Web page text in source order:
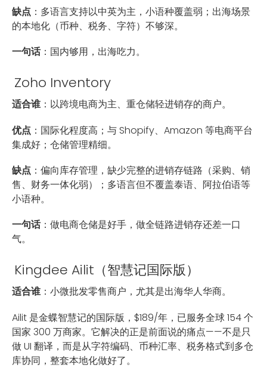
缺点 ：多语言支持以中英为主，小语种覆盖弱；出海场景
的本地化（币种、税务、字符）不够深。
一句话：国内够用，出海吃力。
Zoho Inventory
适合谁 ：以跨境电商为主、重仓储轻进销存的商户。
优点 ：国际化程度高；与 Shopify、Amazon 等电商平台
集成好；仓储管理精细。
缺点 ：偏向库存管理，缺少完整的进销存链路（采购、销
售、财务一体化弱）；多语言但不覆盖泰语、阿拉伯语等
小语种。
一句话：做电商仓储是好手，做全链路进销存还差一口
气。
Kingdee Ailit（智慧记国际版）
适合谁 ：小微批发零售商户，尤其是出海华人华商。
Ailit 是金蝶智慧记的国际版，$189/年，已服务全球 154 个
国家 300 万商家。它解决的正是前面说的痛点——不是只
做 UI 翻译，而是从字符编码、币种汇率、税务格式到多仓
库协同，整套本地化做好了。